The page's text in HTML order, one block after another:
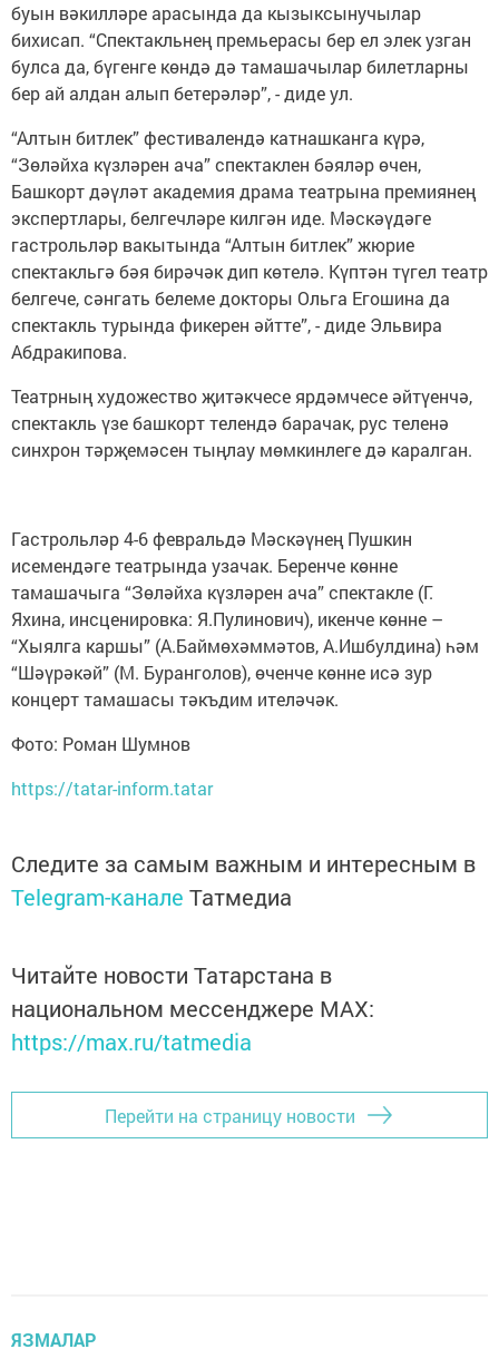
буын вәкилләре арасында да кызыксынучылар
бихисап. “Спектакльнең премьерасы бер ел элек узган
булса да, бүгенге көндә дә тамашачылар билетларны
бер ай алдан алып бетерәләр”, - диде ул.
“Алтын битлек” фестивалендә катнашканга күрә,
“Зөләйха күзләрен ача” спектаклен бәяләр өчен,
Башкорт дәүләт академия драма театрына премиянең
экспертлары, белгечләре килгән иде. Мәскәүдәге
гастрольләр вакытында “Алтын битлек” жюрие
спектакльгә бәя бирәчәк дип көтелә. Күптән түгел театр
белгече, сәнгать белеме докторы Ольга Егошина да
спектакль турында фикерен әйтте”, - диде Эльвира
Абдракипова.
Театрның художество җитәкчесе ярдәмчесе әйтүенчә,
спектакль үзе башкорт телендә барачак, рус теленә
синхрон тәрҗемәсен тыңлау мөмкинлеге дә каралган.
Гастрольләр 4-6 февральдә Мәскәүнең Пушкин
исемендәге театрында узачак. Беренче көнне
тамашачыга “Зөләйха күзләрен ача” спектакле (Г.
Яхина, инсценировка: Я.Пулинович), икенче көнне –
“Хыялга каршы” (А.Баймөхәммәтов, А.Ишбулдина) һәм
“Шәүрәкәй” (М. Буранголов), өченче көнне исә зур
концерт тамашасы тәкъдим ителәчәк.
Фото: Роман Шумнов
https://tatar-inform.tatar
Следите за самым важным и интересным в
Telegram-канале Татмедиа
Читайте новости Татарстана в
национальном мессенджере MАХ:
https://max.ru/tatmedia
Перейти на страницу новости
ЯЗМАЛАР